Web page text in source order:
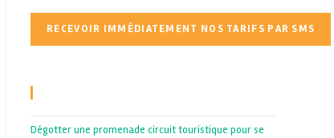
Dégotter une promenade circuit touristique pour se